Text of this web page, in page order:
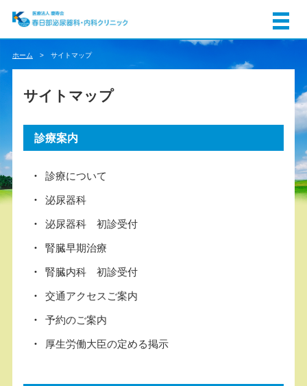
ホーム サイトマップ
サイトマップ
診療案内
診療について
泌尿器科
泌尿器科 初診受付
腎臓早期治療
腎臓内科 初診受付
交通アクセスご案内
予約のご案内
厚生労働大臣の定める掲示